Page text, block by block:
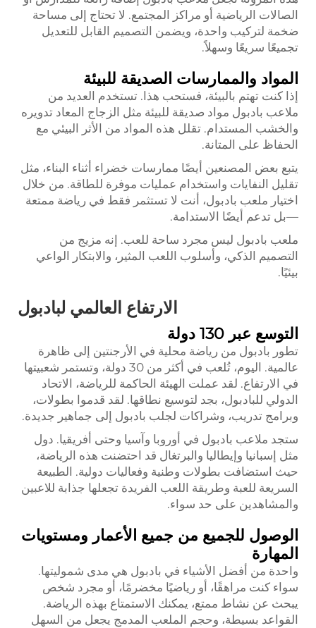
الصالات الرياضية أو مراكز المجتمع. لا تحتاج إلى مساحة
ضخمة لتركيب واحدة، ويضمن التصميم القابل للتعديل
تجميعًا سريعًا وسهلاً.
المواد والممارسات الصديقة للبيئة
إذا كنت تهتم بالبيئة، فستحب هذا. تستخدم العديد من
ملاعب بادبول مواد صديقة للبيئة مثل الزجاج المعاد تدويره
والخشب المستدام. تقلل هذه المواد من الأثر البيئي مع
الحفاظ على المتانة.
يتبع بعض المصنعين أيضًا ممارسات خضراء أثناء البناء، مثل
تقليل النفايات واستخدام عمليات موفرة للطاقة. من خلال
اختيار ملعب بادبول، أنت لا تستثمر فقط في رياضة ممتعة
—بل تدعم أيضًا الاستدامة.
ملعب بادبول ليس مجرد ساحة للعب. إنه مزيج من
التصميم الذكي، وأسلوب اللعب المثير، والابتكار الواعي
بيئيًا.
الارتفاع العالمي لبادبول
التوسع عبر 130 دولة
تطور بادبول من رياضة محلية في الأرجنتين إلى ظاهرة
عالمية. اليوم، تُلعب في أكثر من 30 دولة، وتستمر شعبيتها
في الارتفاع. لقد عملت الهيئة الحاكمة للرياضة، الاتحاد
الدولي للبادبول، بجد لتوسيع نطاقها. لقد قدموا بطولات،
وبرامج تدريب، وشراكات لجلب بادبول إلى جماهير جديدة.
ستجد ملاعب بادبول في أوروبا وآسيا وحتى أفريقيا. دول
مثل إسبانيا وإيطاليا والبرتغال قد احتضنت هذه الرياضة،
حيث استضافت بطولات وطنية وفعاليات دولية. الطبيعة
السريعة للعبة وطريقة اللعب الفريدة تجعلها جذابة للاعبين
والمشاهدين على حد سواء.
الوصول للجميع من جميع الأعمار ومستويات
المهارة
واحدة من أفضل الأشياء في بادبول هي مدى شموليتها.
سواء كنت مراهقًا، أو رياضيًا مخضرمًا، أو مجرد شخص
يبحث عن نشاط ممتع، يمكنك الاستمتاع بهذه الرياضة.
القواعد بسيطة، وحجم الملعب المدمج يجعل من السهل